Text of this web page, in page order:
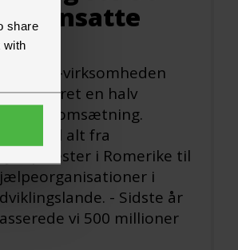
share
with
ansatte
15, 2021
Romeriks-virksomheden
passeret en halv
milliard i omsætning.
Leverer til alt fra
bryllupsfester i Romerike til
i
- Sidste år
vi 500 millioner